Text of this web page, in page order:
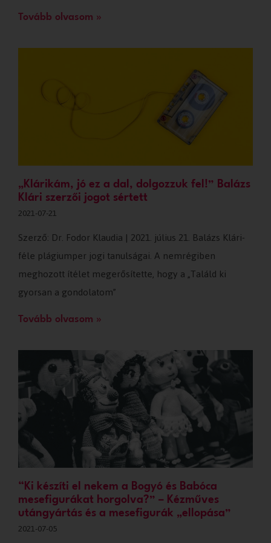
Tovább olvasom »
„Klárikám, jó ez a dal, dolgozzuk fel!” Balázs
Klári szerzői jogot sértett
2021-07-21
Szerző: Dr. Fodor Klaudia | 2021. július 21. Balázs Klári-
féle plágiumper jogi tanulságai. A nemrégiben
meghozott ítélet megerősítette, hogy a „Találd ki
gyorsan a gondolatom”
Tovább olvasom »
“Ki készíti el nekem a Bogyó és Babóca
mesefigurákat horgolva?” – Kézműves
utángyártás és a mesefigurák „ellopása”
2021-07-05